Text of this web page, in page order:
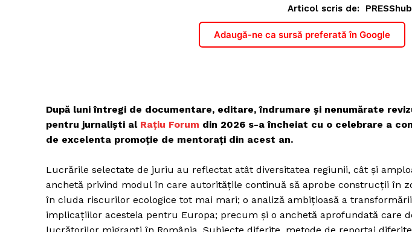
Articol scris de: PRESShub
Adaugă-ne ca sursă preferată în Google
După luni întregi de documentare, editare, îndrumare și nenumărate
pentru jurnaliști al Rațiu Forum din 2026 s-a încheiat cu o celebrare a
de excelenta promoție de mentorați din acest an.
Lucrările selectate de juriu au reflectat atât diversitatea regiunii, cât și
anchetă privind modul în care autoritățile continuă să aprobe construcții în
în ciuda riscurilor ecologice tot mai mari; o analiză ambițioasă a
implicațiilor acesteia pentru Europa; precum și o anchetă aprofundată care